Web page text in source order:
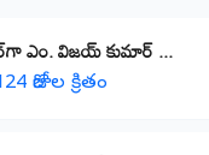
ఎం. విజయ్ కుమార్ ...
రోజుల క్రితం